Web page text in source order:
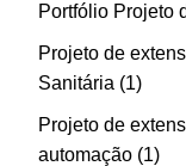
Portfólio Projeto
Projeto de
Sanitária
1
Projeto de
automação 1